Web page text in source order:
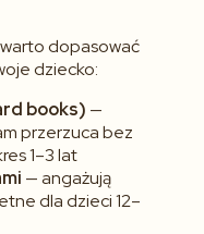
dopasować
dziecko:
books) —
przerzuca bez
1–3 lat
— angażują
dla dzieci 12–